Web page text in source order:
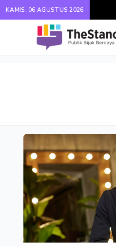
KAMIS, 06 AGUSTUS 2026